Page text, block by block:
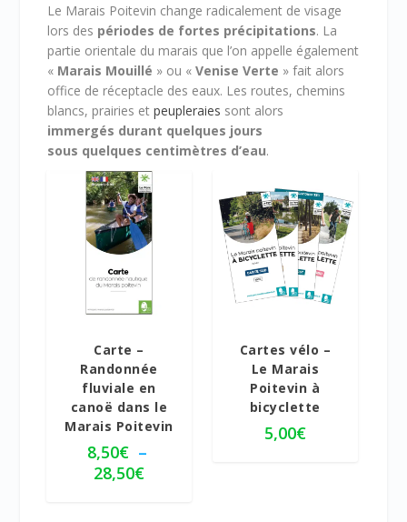
Le Marais Poitevin change radicalement de visage
lors des périodes de fortes précipitations. La
partie orientale du marais que l’on appelle également
« Marais Mouillé » ou «Venise Verte » fait alors
office de réceptacle des eaux. Les routes, chemins
blancs, prairies etpeupleraies sont alors
immergés durant quelques jours
sous quelques centimètres d’eau.
4.58
Carte –
Randonnée
fluviale en
canoë dans le
Marais Poitevin
8,50€ –
28,50€P
Cartes vélo –
Le Marais
Poitevin à
bicyclette
5,00€